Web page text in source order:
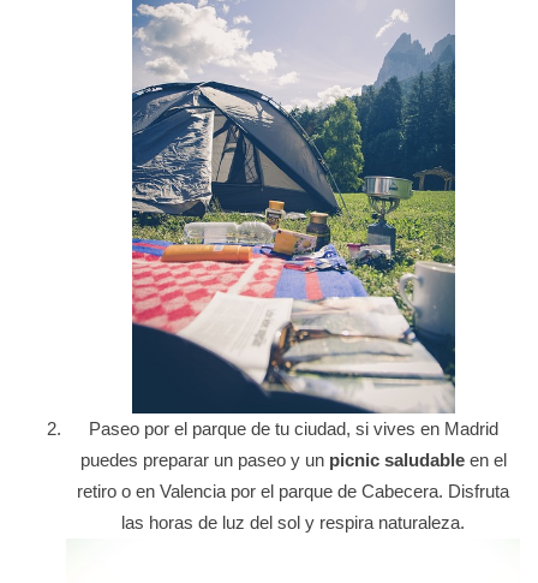
Paseo por el parque de tu ciudad, si vives en Madrid
puedes preparar un paseo y un picnic saludableen el
retiro o en Valencia por el parque de Cabecera. Disfruta
las horas de luz del sol y respira naturaleza.